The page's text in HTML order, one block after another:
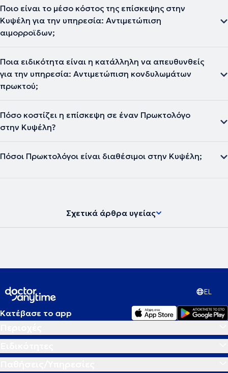
Ποιο είναι το μέσο κόστος της επίσκεψης στην
Κυψέλη για την υπηρεσία: Αντιμετώπιση
αιμορροϊδων;
Ποια ειδικότητα είναι η κατάλληλη να απευθυνθείς
για την υπηρεσία: Αντιμετώπιση κονδυλωμάτων
πρωκτού;
Πόσο κοστίζει η επίσκεψη σε έναν Πρωκτολόγο
στην Κυψέλη?
Πόσοι Πρωκτολόγοι είναι διαθέσιμοι στην Κυψέλη;
Σχετικά άρθρα υγείας
EL
Κατέβασε το app